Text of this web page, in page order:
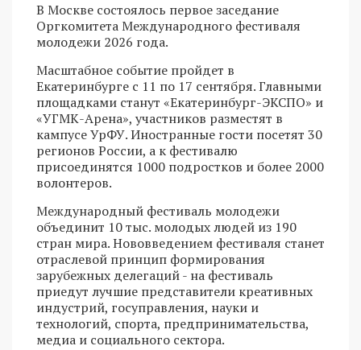
В Москве состоялось первое заседание
Оргкомитета Международного фестиваля
молодежи 2026 года.
Масштабное событие пройдет в
Екатеринбурге с 11 по 17 сентября. Главными
площадками станут «Екатеринбург-ЭКСПО» и
«УГМК-Арена», участников разместят в
кампусе УрФУ. Иностранные гости посетят 30
регионов России, а к фестивалю
присоединятся 1000 подростков и более 2000
волонтеров.
Международный фестиваль молодежи
объединит 10 тыс. молодых людей из 190
стран мира. Нововведением фестиваля станет
отраслевой принцип формирования
зарубежных делегаций - на фестиваль
приедут лучшие представители креативных
индустрий, госуправления, науки и
технологий, спорта, предпринимательства,
медиа и социального сектора.